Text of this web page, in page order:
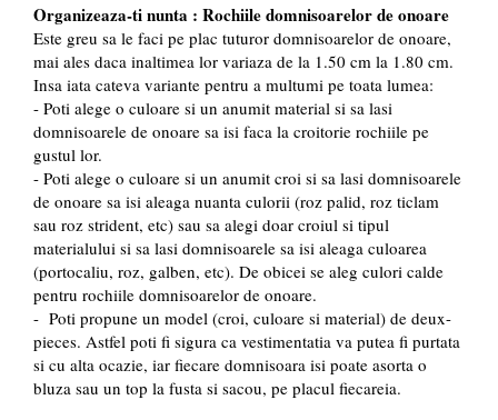
Organizeaza-ti nunta : Rochiile domnisoarelor de onoare
Este greu sa le faci pe plac tuturor domnisoarelor de onoare,
mai ales daca inaltimea lor variaza de la 1.50 cm la 1.80 cm.
Insa iata cateva variante pentru a multumi pe toata lumea:
- Poti alege o culoare si un anumit material si sa lasi
domnisoarele de onoare sa isi faca la croitorie rochiile pe
gustul lor.
- Poti alege o culoare si un anumit croi si sa lasi domnisoarele
de onoare sa isi aleaga nuanta culorii (roz palid, roz ticlam
sau roz strident, etc) sau sa alegi doar croiul si tipul
materialului si sa lasi domnisoarele sa isi aleaga culoarea
(portocaliu, roz, galben, etc). De obicei se aleg culori calde
pentru rochiile domnisoarelor de onoare.
- Poti propune un model (croi, culoare si material) de deux-
pieces. Astfel poti fi sigura ca vestimentatia va putea fi purtata
si cu alta ocazie, iar fiecare domnisoara isi poate asorta o
bluza sau un top la fusta si sacou, pe placul fiecareia.